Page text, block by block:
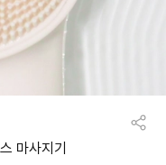
마사지기